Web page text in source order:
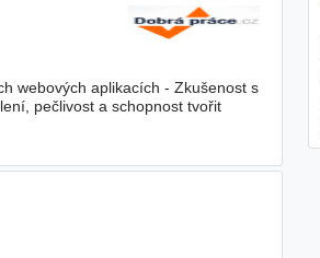
webových aplikacích - Zkušenost s
pečlivost a schopnost tvořit